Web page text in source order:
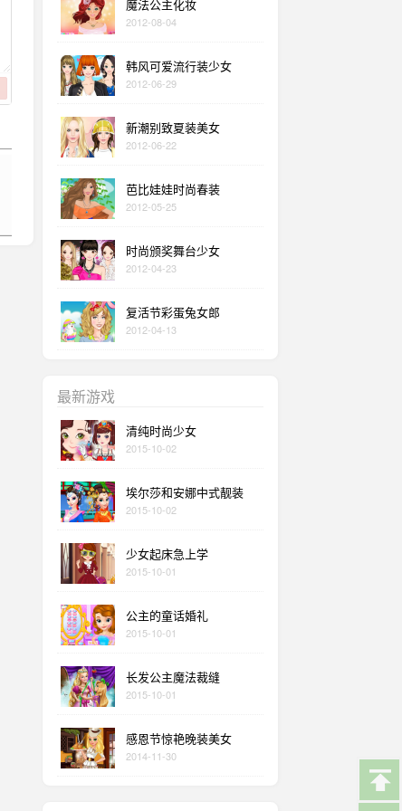
魔法公主化妆
2012-08-04
韩风可爱流行装少女
2012-06-29
新潮别致夏装美女
2012-06-22
芭比娃娃时尚春装
2012-05-25
时尚颁奖舞台少女
2012-04-23
复活节彩蛋兔女郎
2012-04-13
最新游戏
清纯时尚少女
2015-10-02
埃尔莎和安娜中式靓装
2015-10-02
少女起床急上学
2015-10-01
公主的童话婚礼
2015-10-01
长发公主魔法裁缝
2015-10-01
感恩节惊艳晚装美女
2014-11-30